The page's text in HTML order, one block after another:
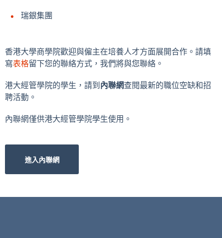
瑞銀集團
香港大學商學院歡迎與僱主在培養人才方面展開合作。請填
寫表格留下您的聯絡方式，我們將與您聯絡。
港大經管學院的學生，請到內聯網查閱最新的職位空缺和招
聘活動。
內聯網僅供港大經管學院學生使用。
進入內聯網